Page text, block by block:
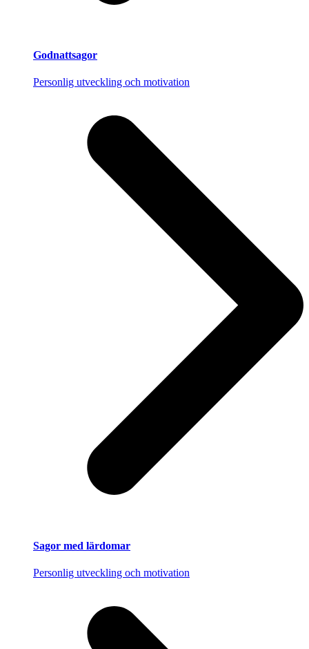
Godnattsagor
Personlig utveckling och motivation
Sagor med lärdomar
Personlig utveckling och motivation